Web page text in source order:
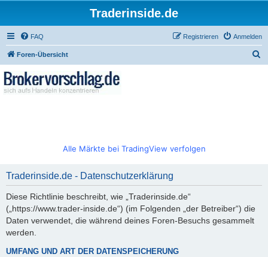
Traderinside.de
FAQ Anmelden
Registrieren
Foren-Übersicht
Alle Märkte bei TradingView verfolgen
Traderinside.de - Datenschutzerklärung
Diese Richtlinie beschreibt, wie „Traderinside.de“
(„https://www.trader-inside.de“) (im Folgenden „der Betreiber“) die
Daten verwendet, die während deines Foren-Besuchs gesammelt
werden.
UMFANG UND ART DER DATENSPEICHERUNG